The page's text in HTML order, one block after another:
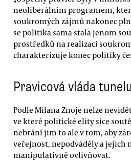
neoliberálním programem,
soukromých zájmů nakonec
se politika sama stala jenom
prostředků na realizaci
charakterizuje konec politiky
Pravicová vláda
Podle Milana Znoje nelze
ve které politické elity sice
nebrání jim to ale v tom, aby
veřejnost, nepodváděly a jejich
manipulativně ovlivňovat.